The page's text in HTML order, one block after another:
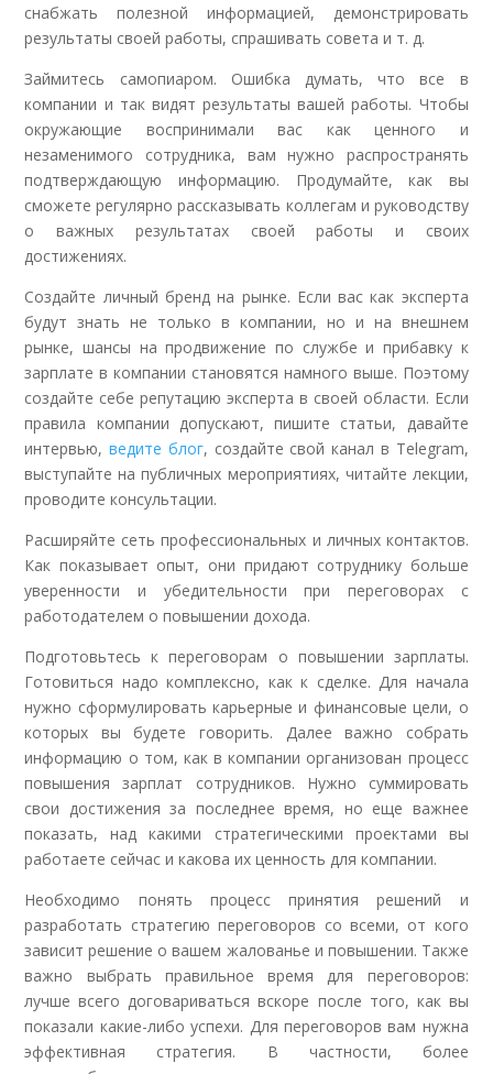
снабжать полезной информацией, демонстрировать
результаты своей работы, спрашивать совета и т. д.
Займитесь самопиаром. Ошибка думать, что все в
компании и так видят результаты вашей работы. Чтобы
окружающие воспринимали вас как ценного и
незаменимого сотрудника, вам нужно распространять
подтверждающую информацию. Продумайте, как вы
сможете регулярно рассказывать коллегам и руководству
о важных результатах своей работы и своих
достижениях.
Создайте личный бренд на рынке. Если вас как эксперта
будут знать не только в компании, но и на внешнем
рынке, шансы на продвижение по службе и прибавку к
зарплате в компании становятся намного выше. Поэтому
создайте себе репутацию эксперта в своей области. Если
правила компании допускают, пишите статьи, давайте
интервью, ведите блог, создайте свой канал в Telegram,
выступайте на публичных мероприятиях, читайте лекции,
проводите консультации.
Расширяйте сеть профессиональных и личных контактов.
Как показывает опыт, они придают сотруднику больше
уверенности и убедительности при переговорах с
работодателем о повышении дохода.
Подготовьтесь к переговорам о повышении зарплаты.
Готовиться надо комплексно, как к сделке. Для начала
нужно сформулировать карьерные и финансовые цели, о
которых вы будете говорить. Далее важно собрать
информацию о том, как в компании организован процесс
повышения зарплат сотрудников. Нужно суммировать
свои достижения за последнее время, но еще важнее
показать, над какими стратегическими проектами вы
работаете сейчас и какова их ценность для компании.
Необходимо понять процесс принятия решений и
разработать стратегию переговоров со всеми, от кого
зависит решение о вашем жалованье и повышении. Также
важно выбрать правильное время для переговоров:
лучше всего договариваться вскоре после того, как вы
показали какие-либо успехи. Для переговоров вам нужна
эффективная стратегия. В частности, более